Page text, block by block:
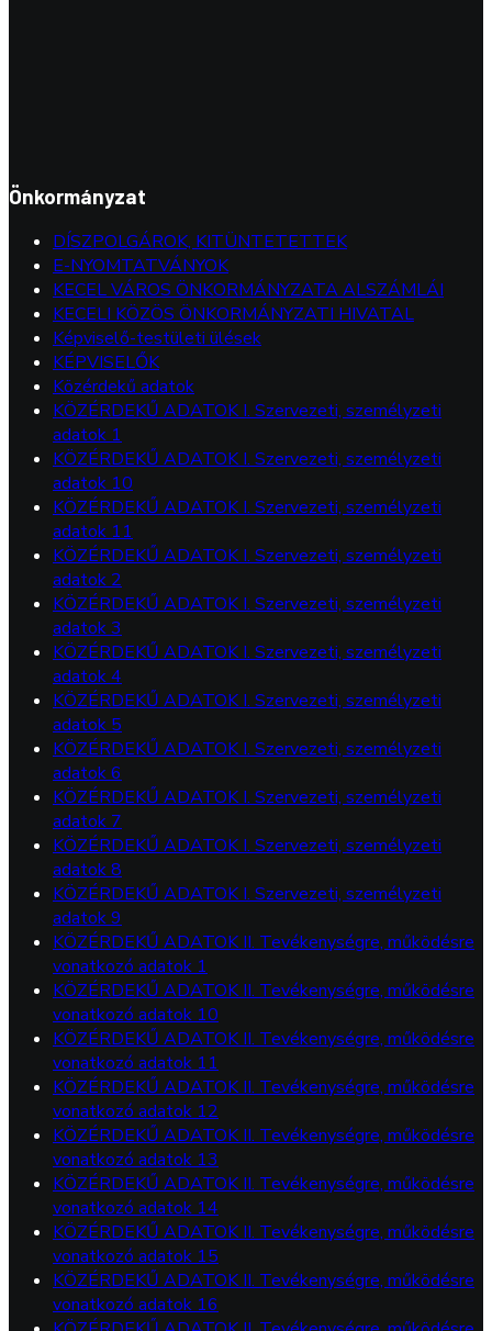
Önkormányzat
DÍSZPOLGÁROK, KITÜNTETETTEK
E-NYOMTATVÁNYOK
KECEL VÁROS ÖNKORMÁNYZATA ALSZÁMLÁI
KECELI KÖZÖS ÖNKORMÁNYZATI HIVATAL
Képviselő-testületi ülések
KÉPVISELŐK
Közérdekű adatok
KÖZÉRDEKŰ ADATOK I. Szervezeti, személyzeti
adatok 1
KÖZÉRDEKŰ ADATOK I. Szervezeti, személyzeti
adatok 10
KÖZÉRDEKŰ ADATOK I. Szervezeti, személyzeti
adatok 11
KÖZÉRDEKŰ ADATOK I. Szervezeti, személyzeti
adatok 2
KÖZÉRDEKŰ ADATOK I. Szervezeti, személyzeti
adatok 3
KÖZÉRDEKŰ ADATOK I. Szervezeti, személyzeti
adatok 4
KÖZÉRDEKŰ ADATOK I. Szervezeti, személyzeti
adatok 5
KÖZÉRDEKŰ ADATOK I. Szervezeti, személyzeti
adatok 6
KÖZÉRDEKŰ ADATOK I. Szervezeti, személyzeti
adatok 7
KÖZÉRDEKŰ ADATOK I. Szervezeti, személyzeti
adatok 8
KÖZÉRDEKŰ ADATOK I. Szervezeti, személyzeti
adatok 9
KÖZÉRDEKŰ ADATOK II. Tevékenységre, működésre
vonatkozó adatok 1
KÖZÉRDEKŰ ADATOK II. Tevékenységre, működésre
vonatkozó adatok 10
KÖZÉRDEKŰ ADATOK II. Tevékenységre, működésre
vonatkozó adatok 11
KÖZÉRDEKŰ ADATOK II. Tevékenységre, működésre
vonatkozó adatok 12
KÖZÉRDEKŰ ADATOK II. Tevékenységre, működésre
vonatkozó adatok 13
KÖZÉRDEKŰ ADATOK II. Tevékenységre, működésre
vonatkozó adatok 14
KÖZÉRDEKŰ ADATOK II. Tevékenységre, működésre
vonatkozó adatok 15
KÖZÉRDEKŰ ADATOK II. Tevékenységre, működésre
vonatkozó adatok 16